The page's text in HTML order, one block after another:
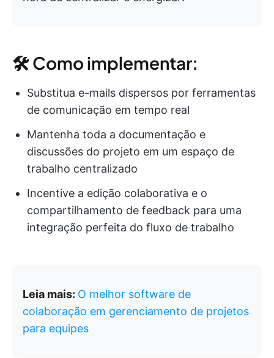
🛠 Como implementar:
Substitua e-mails dispersos por ferramentas
de comunicação em tempo real
Mantenha toda a documentação e
discussões do projeto em um espaço de
trabalho centralizado
Incentive a edição colaborativa e o
compartilhamento de feedback para uma
integração perfeita do fluxo de trabalho
Leia mais: O melhor software de
colaboração em gerenciamento de projetos
para equipes